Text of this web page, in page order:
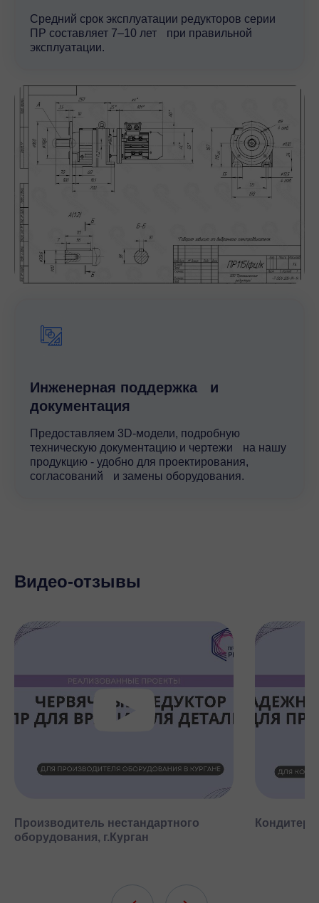
Средний срок эксплуатации редукторов серии
ПР составляет 7–10 лет при правильной
эксплуатации.
Инженерная поддержка и
документация
Предоставляем 3D-модели, подробную
техническую документацию и чертежи на нашу
продукцию - удобно для проектирования,
согласований и замены оборудования.
Видео-отзывы
Производитель нестандартного
оборудования, г.Курган